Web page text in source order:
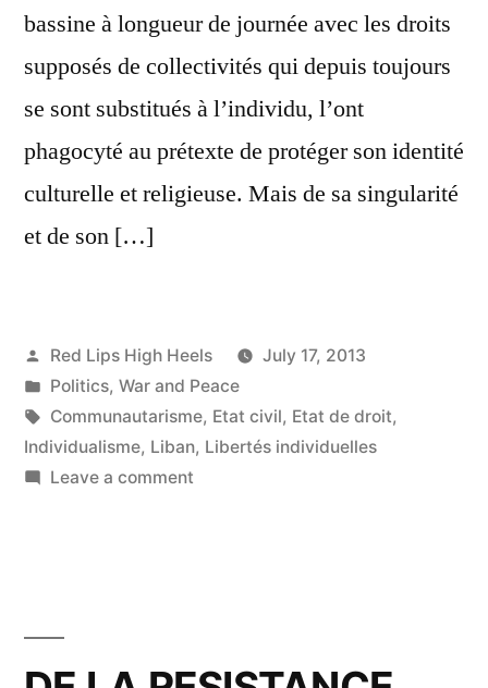
bassine à longueur de journée avec les droits
supposés de collectivités qui depuis toujours
se sont substitués à l’individu, l’ont
phagocyté au prétexte de protéger son identité
culturelle et religieuse. Mais de sa singularité
et de son […]
Posted
by
Red Lips High Heels
July 17, 2013
Posted
in
Politics, War and Peace
Tags:
Communautarisme, Etat civil, Etat de droit,
Individualisme, Liban, Libertés individuelles
Leave a commenton